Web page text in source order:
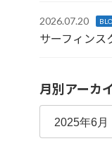
2026.07.20
サーフィンス
月別アーカ